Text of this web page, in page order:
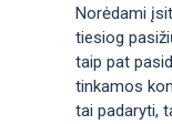
Norėdami
tiesiog
taip pat
tinkamos
tai padaryti,